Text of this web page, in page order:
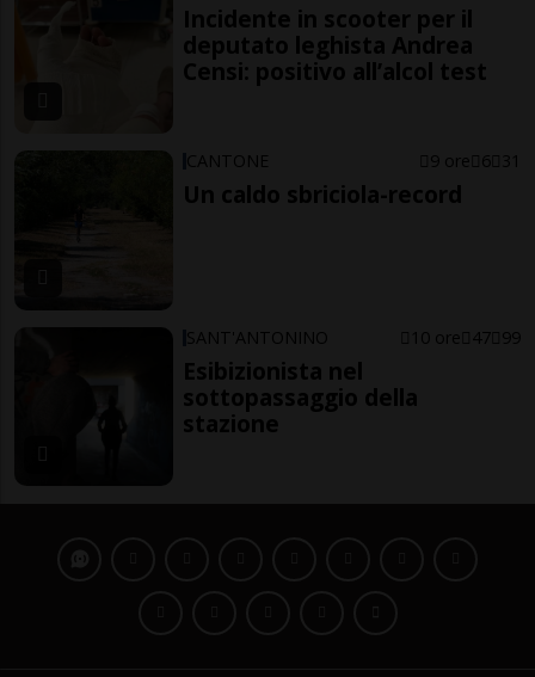
Incidente in scooter per il
deputato leghista Andrea
Censi: positivo all’alcol test
CANTONE 9 ore 6 31
Un caldo sbriciola-record
SANT'ANTONINO 10 ore 47 99
Esibizionista nel
sottopassaggio della
stazione